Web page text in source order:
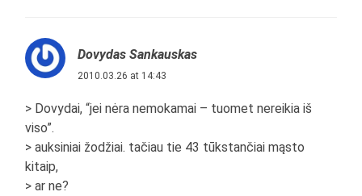
Dovydas Sankauskas
2010.03.26 at 14:43
> Dovydai, “jei nėra nemokamai – tuomet nereikia iš
viso”.
> auksiniai žodžiai. tačiau tie 43 tūkstančiai mąsto
kitaip,
> ar ne?